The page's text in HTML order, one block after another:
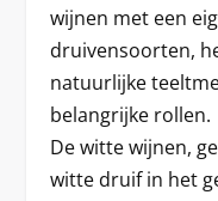
wijnen met een
druivensoorten,
natuurlijke
belangrijke rollen.
De witte wijnen,
witte druif in het